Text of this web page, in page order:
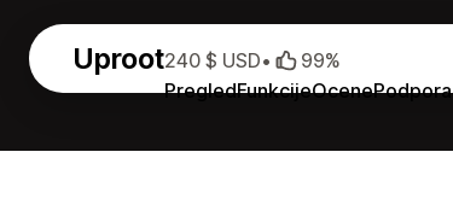
Uproot
PregledFunkcijeOcenePodpora
240 $ USD• 99%